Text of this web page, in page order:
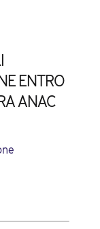
ENTRO
ANAC